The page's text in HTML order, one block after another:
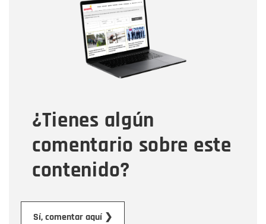
¿Tienes algún
comentario sobre este
contenido?
Sí, comentar aquí ❯
Correo electrónico
Tipo de comentario
Mensaje